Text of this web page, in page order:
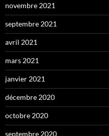
novembre 2021
septembre 2021
avril 2021
mars 2021
janvier 2021
décembre 2020
octobre 2020
septembre 2020